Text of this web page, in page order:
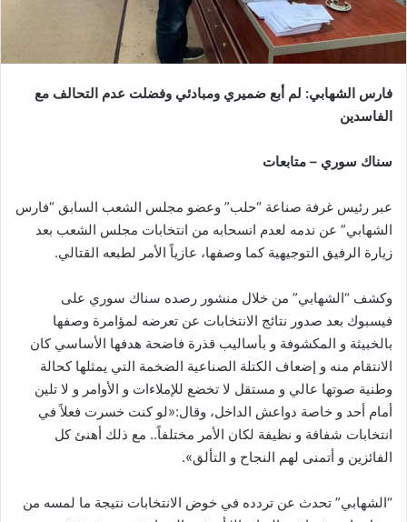
فارس الشهابي: لم أبع ضميري ومبادئي وفضلت عدم التحالف مع
الفاسدين
سناك سوري – متابعات
عبر رئيس غرفة صناعة “حلب” وعضو مجلس الشعب السابق “فارس
الشهابي” عن ندمه لعدم انسحابه من انتخابات مجلس الشعب بعد
زيارة الرفيق التوجيهية كما وصفها، عازياً الأمر لطبعه القتالي.
وكشف “الشهابي” من خلال منشور رصده سناك سوري على
فيسبوك بعد صدور نتائج الانتخابات عن تعرضه لمؤامرة وصفها
بالخبيثة و المكشوفة و بأساليب قذرة فاضحة هدفها الأساسي كان
الانتقام منه و إضعاف الكتلة الصناعية الضخمة التي يمثلها كحالة
وطنية صوتها عالي و مستقل لا تخضع للإملاءات و الأوامر و لا تلين
أمام أحد و خاصة دواعش الداخل، وقال:«لو كنت خسرت فعلاً في
انتخابات شفافة و نظيفة لكان الأمر مختلفاً.. مع ذلك أهنئ كل
الفائزين و أتمنى لهم النجاح و التألق».
“الشهابي” تحدث عن تردده في خوض الانتخابات نتيجة ما لمسه من